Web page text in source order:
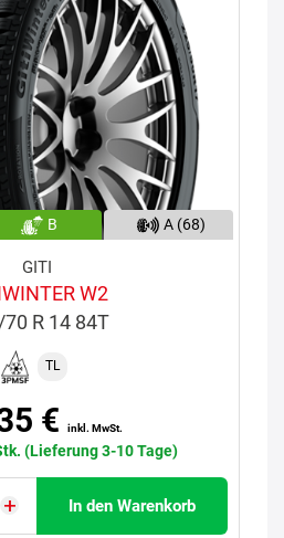
B A (68)
GITI
W2
R 14 84T
TL
€ inkl. MwSt.
(Lieferung 3-10 Tage)
In den Warenkorb